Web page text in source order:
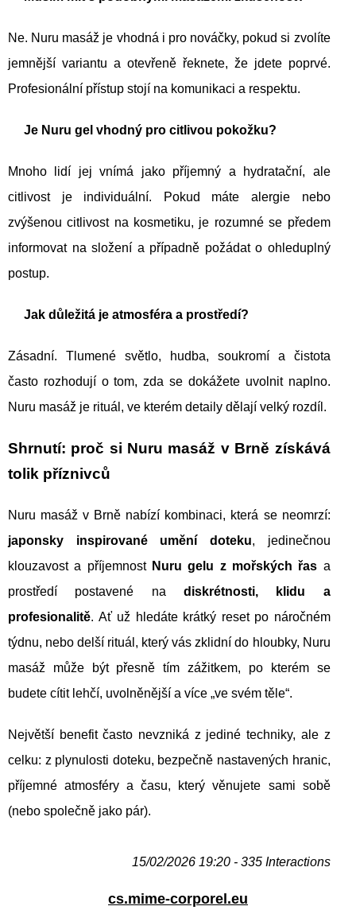
Ne. Nuru masáž je vhodná i pro nováčky, pokud si zvolíte
jemnější variantu a otevřeně řeknete, že jdete poprvé.
Profesionální přístup stojí na komunikaci a respektu.
Je Nuru gel vhodný pro citlivou pokožku?
Mnoho lidí jej vnímá jako příjemný a hydratační, ale
citlivost je individuální. Pokud máte alergie nebo
zvýšenou citlivost na kosmetiku, je rozumné se předem
informovat na složení a případně požádat o ohleduplný
postup.
Jak důležitá je atmosféra a prostředí?
Zásadní. Tlumené světlo, hudba, soukromí a čistota
často rozhodují o tom, zda se dokážete uvolnit naplno.
Nuru masáž je rituál, ve kterém detaily dělají velký rozdíl.
Shrnutí: proč si Nuru masáž v Brně získává
tolik příznivců
Nuru masáž v Brně nabízí kombinaci, která se neomrzí:
japonsky inspirované umění doteku, jedinečnou
klouzavost a příjemnost Nuru gelu z mořských řas a
prostředí postavené na diskrétnosti, klidu a
profesionalitě. Ať už hledáte krátký reset po náročném
týdnu, nebo delší rituál, který vás zklidní do hloubky, Nuru
masáž může být přesně tím zážitkem, po kterém se
budete cítit lehčí, uvolněnější a více „ve svém těle“.
Největší benefit často nevzniká z jediné techniky, ale z
celku: z plynulosti doteku, bezpečně nastavených hranic,
příjemné atmosféry a času, který věnujete sami sobě
(nebo společně jako pár).
15/02/2026 19:20 - 335 Interactions
cs.mime-corporel.eu